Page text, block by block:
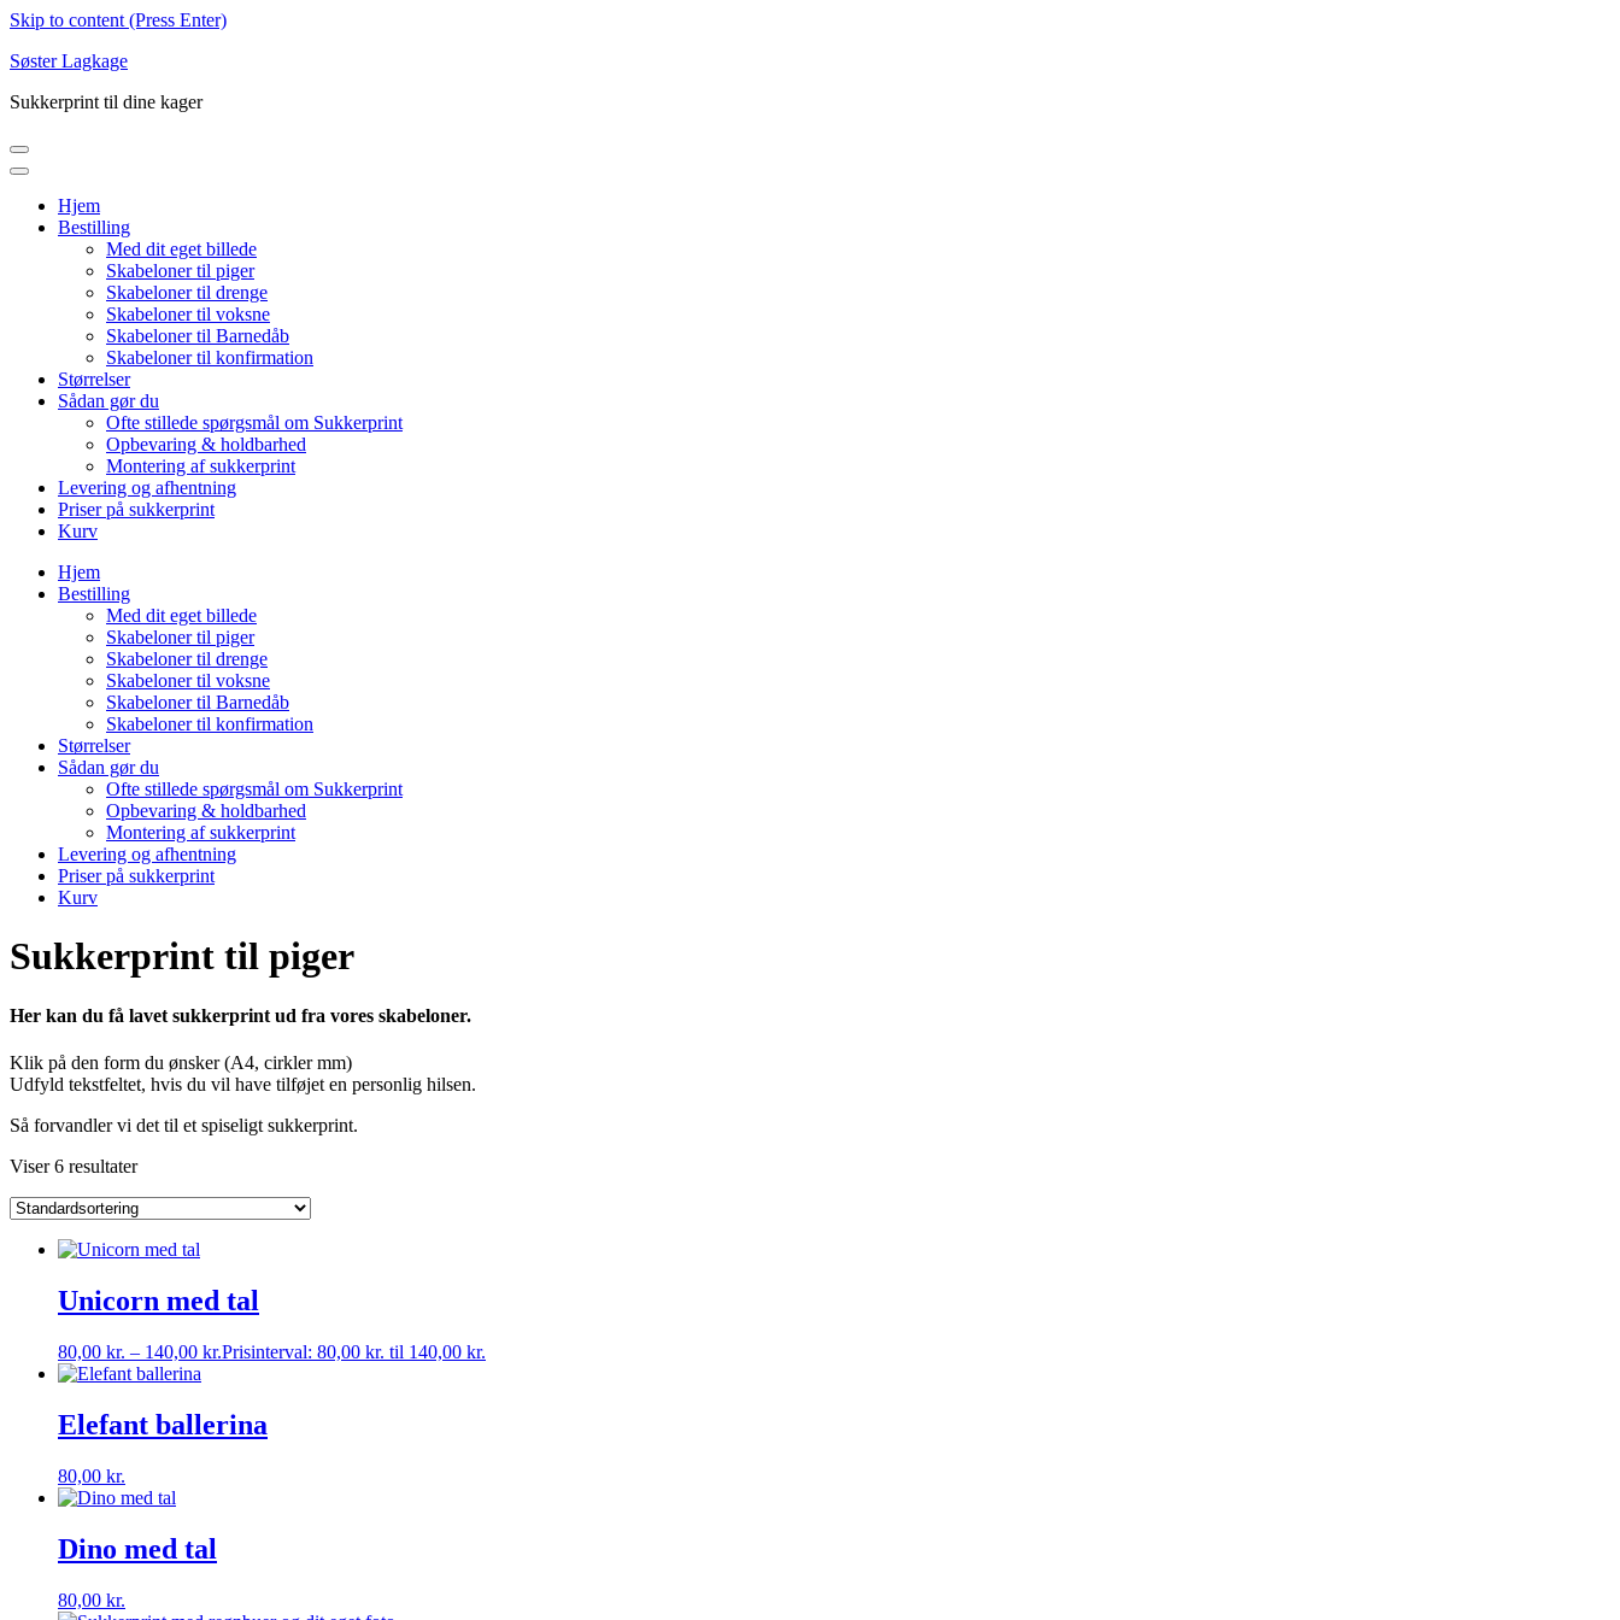
Skip to content (Press Enter)
Søster Lagkage
Sukkerprint til dine kager
Hjem
Bestilling
Med dit eget billede
Skabeloner til piger
Skabeloner til drenge
Skabeloner til voksne
Skabeloner til Barnedåb
Skabeloner til konfirmation
Størrelser
Sådan gør du
Ofte stillede spørgsmål om Sukkerprint
Opbevaring & holdbarhed
Montering af sukkerprint
Levering og afhentning
Priser på sukkerprint
Kurv
Hjem
Bestilling
Med dit eget billede
Skabeloner til piger
Skabeloner til drenge
Skabeloner til voksne
Skabeloner til Barnedåb
Skabeloner til konfirmation
Størrelser
Sådan gør du
Ofte stillede spørgsmål om Sukkerprint
Opbevaring & holdbarhed
Montering af sukkerprint
Levering og afhentning
Priser på sukkerprint
Kurv
Sukkerprint til piger
Her kan du få lavet sukkerprint ud fra vores skabeloner.
Klik på den form du ønsker (A4, cirkler mm)
Udfyld tekstfeltet, hvis du vil have tilføjet en personlig hilsen.
Så forvandler vi det til et spiseligt sukkerprint.
Viser 6 resultater
Unicorn med tal
80,00 kr. – 140,00 kr.Prisinterval: 80,00 kr. til 140,00 kr.
Elefant ballerina
80,00 kr.
Dino med tal
80,00 kr.